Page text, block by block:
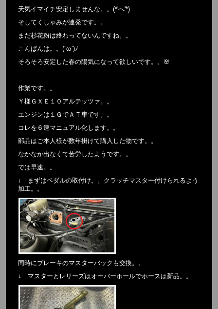
天気イマイチ安定しませんな。。(*'へ'*)
そしてくしゃみが連発です。。
まだ杉花粉は終わってないんですね。。
こんばんは。。(´ω`)ﾉ
そろそろ安定した春の陽気になって欲しいです。。🌸
作業です。。
Ｙ様ＧＸＥ１０アルテッツァ。。
エンジンは１ＧでＡＴ車です。。
コレを６速マニュアル化します。。
部品はご本人様が数年掛けて購入した物です。。
なかなか出なくて苦労したようです。。
では早速。。
↓ まずはペダルの取付け。。クラッチマスター付けられるよう
加工。。
同時にブレーキのマスターバックも交換。。
↓ マスターとレリーズはオーバーホールでホースは新品。。